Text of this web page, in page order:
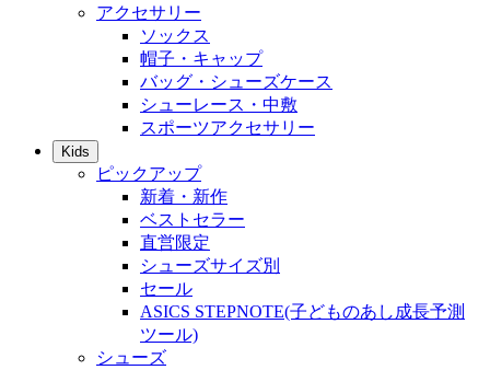
アクセサリー
ソックス
帽子・キャップ
バッグ・シューズケース
シューレース・中敷
スポーツアクセサリー
Kids
ピックアップ
新着・新作
ベストセラー
直営限定
シューズサイズ別
セール
ASICS STEPNOTE(子どものあし成長予測
ツール)
シューズ